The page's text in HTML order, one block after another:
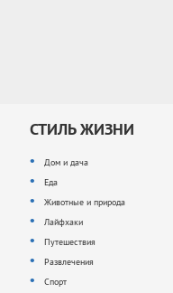
СТИЛЬ ЖИЗНИ
Дом и дача
Еда
Животные и природа
Лайфхаки
Путешествия
Развлечения
Спорт